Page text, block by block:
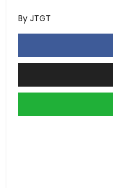
By JTGT